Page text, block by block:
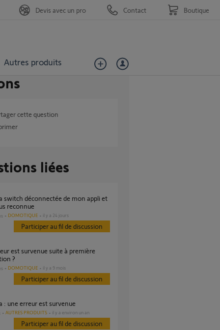
Autres produits
Devis avec un pro Contact Boutique
cette question
liées
reconnue
DOMOTIQUE il y a 24 jours
Participer au fil de discussion
?
DOMOTIQUE il y a 9 mois
Participer au fil de discussion
: une erreur est survenue
AUTRES PRODUITS il y a environ un an
Participer au fil de discussion